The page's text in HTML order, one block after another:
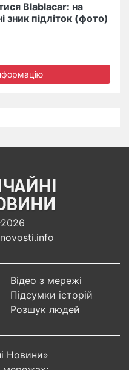
Blablacar: на
підліток (фото)
Відео з мережі
Підсумки історій
Розшук людей
Новини»